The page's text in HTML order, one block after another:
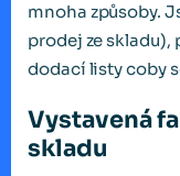
mnoha způsoby.
prodej ze skladu),
dodací listy coby
Vystavená
skladu